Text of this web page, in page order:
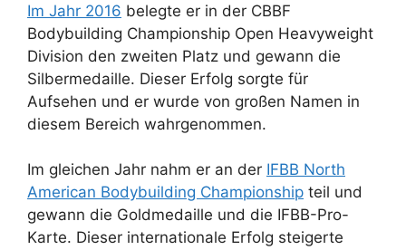
Im Jahr 2016 belegte er in der CBBF
Bodybuilding Championship Open Heavyweight
Division den zweiten Platz und gewann die
Silbermedaille. Dieser Erfolg sorgte für
Aufsehen und er wurde von großen Namen in
diesem Bereich wahrgenommen.
Im gleichen Jahr nahm er an der IFBB North
American Bodybuilding Championship teil und
gewann die Goldmedaille und die IFBB-Pro-
Karte. Dieser internationale Erfolg steigerte